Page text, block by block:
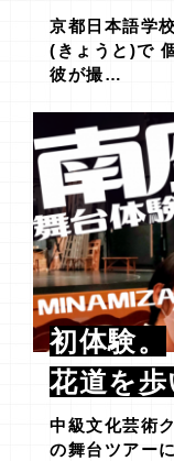
京都日本語学
(きょうと)で
彼が撮…
初体験。
花道を歩
中級文化芸術
の舞台ツアー